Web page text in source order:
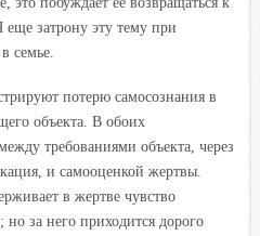
еще затрону эту тему при
семье.
потерю самосознания в
объекта. В обоих
требованиями объекта, через
и самооценкой жертвы.
в жертве чувство
но за него приходится дорого